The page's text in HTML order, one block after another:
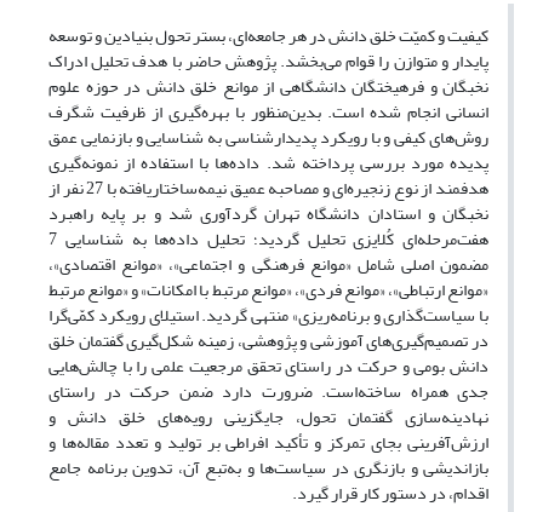
کیفیت و کمیّت خلق دانش در هر جامعه‌ای، بستر تحول بنیادین و توسعه
پایدار و متوازن را قوام می‌بخشد. پژوهش حاضر با هدف تحلیل ادراک
نخبگان و فرهیختگان دانشگاهی از موانع خلق دانش در حوزه علوم
انسانی انجام شده است. بدین‌منظور با بهره‌گیری از ظرفیت شگرف
روش‌های کیفی و با رویکرد پدیدارشناسی به شناسایی و بازنمایی عمق
پدیده مورد بررسی پرداخته شد. داده‌ها با استفاده از نمونه‌گیری
هدفمند از نوع زنجیره‌ای و مصاحبه عمیق نیمه‌ساختاریافته با 27 نفر از
نخبگان و استادان دانشگاه تهران گردآوری شد و بر پایه راهبرد
هفت‌مرحله‌ای کُلایزی تحلیل گردید؛ تحلیل داده‌ها به شناسایی 7
مضمون اصلی شامل «موانع فرهنگی و اجتماعی»، «موانع اقتصادی»،
«موانع ارتباطی»، «موانع فردی»، «موانع مرتبط با امکانات» و «موانع مرتبط
با سیاست‌گذاری و برنامه‌ریزی» منتهی گردید. استیلای رویکرد کمّی‌گرا
در تصمیم‌گیری‌های آموزشی و پژوهشی، زمینه شکل‌گیری گفتمان خلق
دانش بومی و حرکت در راستای تحقق مرجعیت علمی را با چالش‌هایی
جدی همراه ساخته‌است. ضرورت دارد ضمن حرکت در راستای
نهادینه‌سازی گفتمان تحول، جایگزینی رویه‌های خلق دانش و
ارزش‌آفرینی بجای تمرکز و تأکید افراطی بر تولید و تعدد مقاله‌ها و
بازاندیشی و بازنگری در سیاست‌ها و به‌تبع آن، تدوین برنامه‌ جامع
اقدام، در دستور کار قرار گیرد.